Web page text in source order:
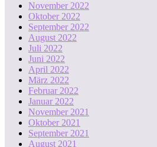
November 2022
Oktober 2022
September 2022
August 2022
Juli 2022
Juni 2022
April 2022
März 2022
Februar 2022
Januar 2022
November 2021
Oktober 2021
September 2021
August 2021